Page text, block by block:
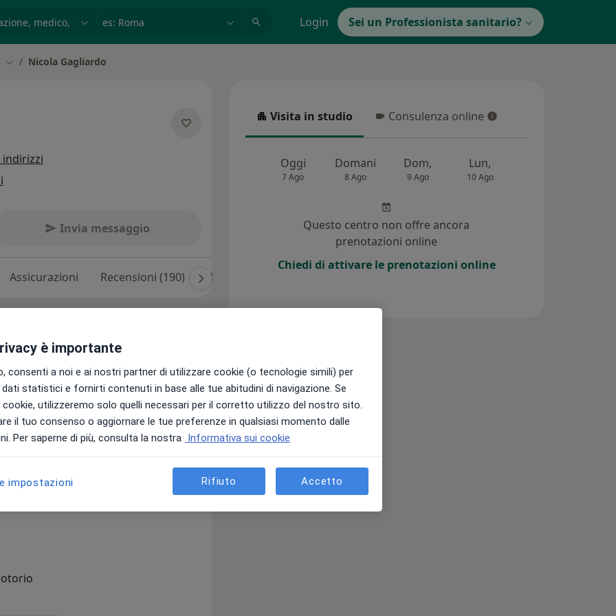
Login Sei un Professionista sanitario?
Cambia città
Nicola Gagliardo
indirizzi
Invia messaggio
Assicurazioni Recensioni (190) Risposte ai pazienti (1)
, Ortopedia Pediatrica
Ernie e Protrusioni Discali sia
Visita in studio
Visita in studio Consulenza online
Consulenza online
Oggi
7 Ago
Domani
8 Ago
Dom,
9 Ago
Lun,
10 Ago
Questo centro non offre ancora
prenotazioni online
Chiedi di attivare le prenotazioni online
è importante
consenti a noi e ai nostri partner di utilizzare cookie (o tecnologie simili) per
statistici e fornirti contenuti in base alle tue abitudini di navigazione. Se
utilizzeremo solo quelli necessari per il corretto utilizzo del nostro sito.
il tuo consenso o aggiornare le tue preferenze in qualsiasi momento dalle
Per saperne di più, consulta la nostra Informativa sui cookie
impostazioni Rifiuto Accetto